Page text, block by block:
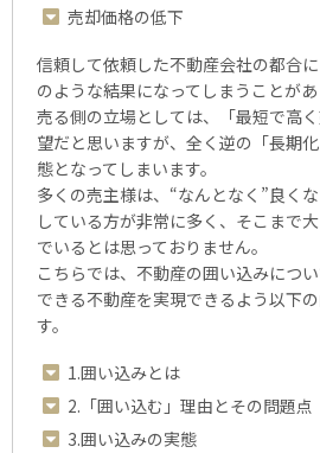
売却価格の低下
信頼して依頼した不動産会社の都合
のような結果になってしまうことがあ
売る側の立場としては、「最短で高
望だと思いますが、全く逆の「長期
態となってしまいます。
多くの売主様は、“なんとなく”良く
している方が非常に多く、そこまで
でいるとは思っておりません。
こちらでは、不動産の囲い込みにつ
できる不動産を実現できるよう以下
す。
1.囲い込みとは
2.「囲い込む」理由とその問題点
3.囲い込みの実態